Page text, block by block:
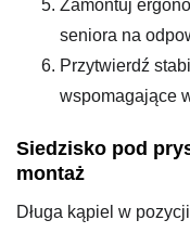
Zamontuj
seniora na
Przytwierdź
wspomagające
Siedzisko pod
montaż
Długa kąpiel w